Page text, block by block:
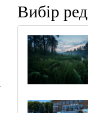
Вибір